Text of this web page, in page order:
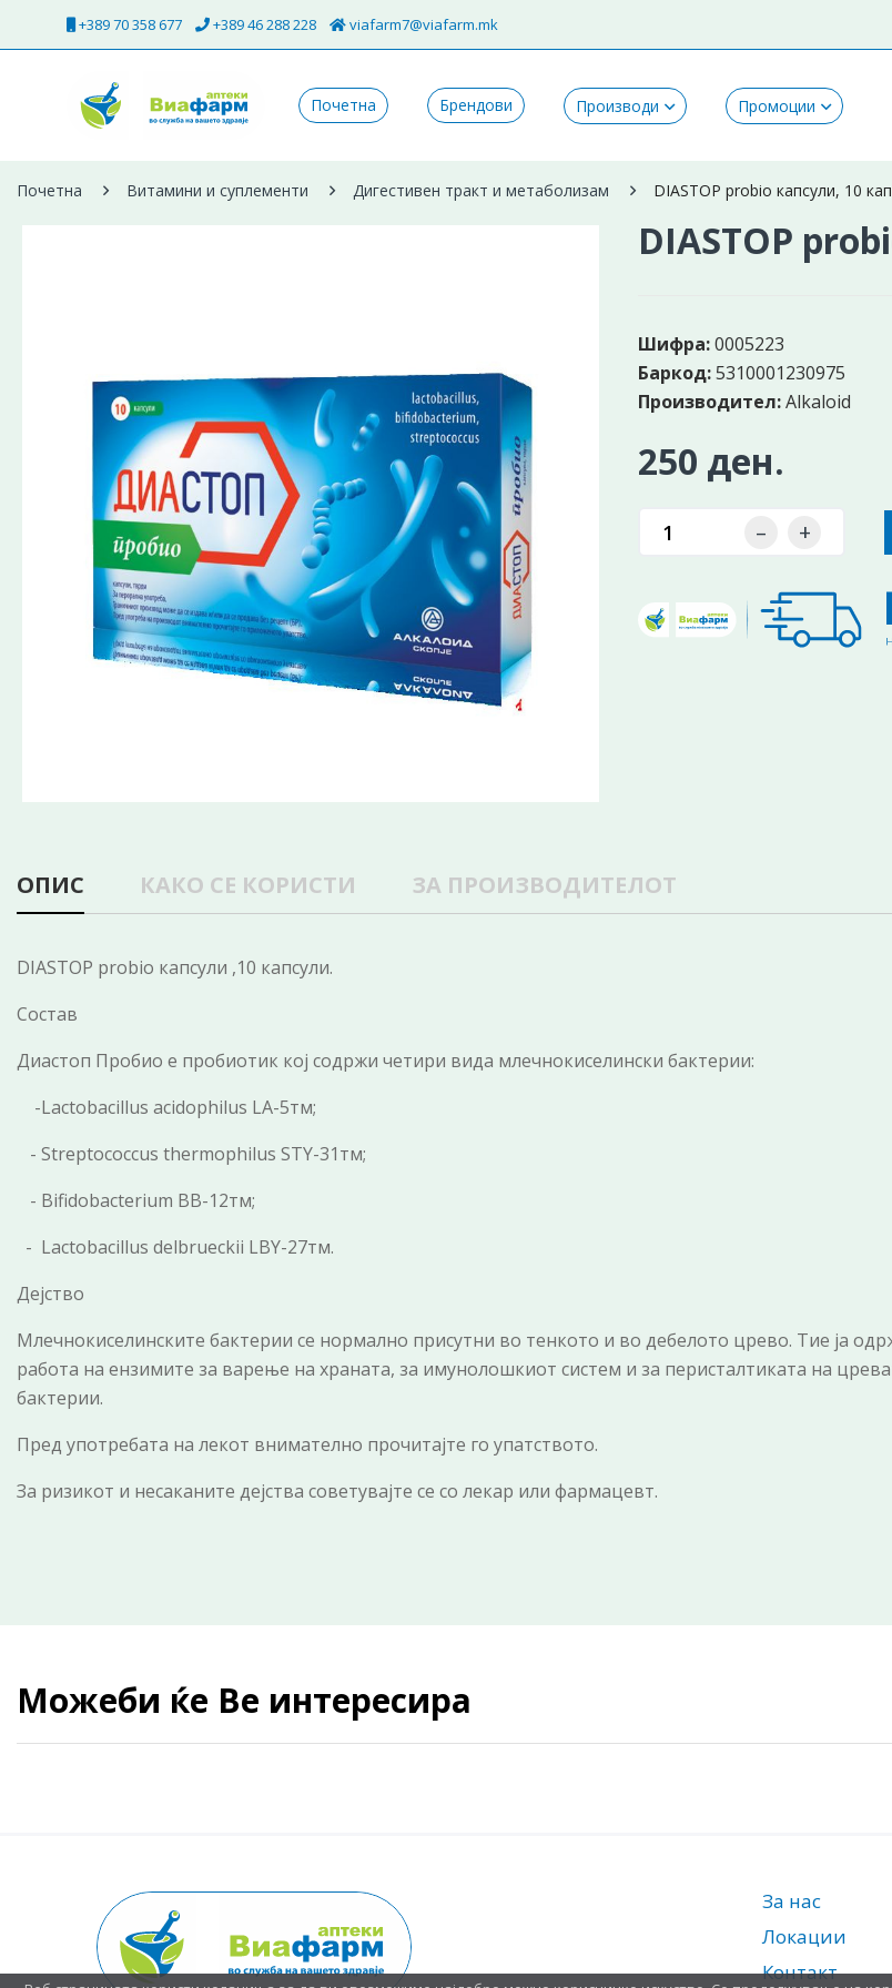
+389 70 358 677 +389 46 288 228 viafarm7@viafarm.mk
Почетна Брендови Производи Промоции
Почетна Витамини и суплементи Дигестивен тракт и метаболизам DIASTOP probio капсули, 10
DIASTOP
Шифра:0005223
Баркод:5310001230975
Производител:Alkaloid
250 ден.
– +
ОПИС КАКО СЕ КОРИСТИ ЗА ПРОИЗВОДИТЕЛОТ
DIASTOP probio капсули ,10 капсули.
Состав
Диастоп Пробио е пробиотик кој содржи четири вида млечнокиселински бактерии:
-Lactobacillus acidophilus LA-5тм;
- Streptococcus thermophilus STY-31тм;
- Bifidobacterium BB-12тм;
- Lactobacillus delbrueckii LBY-27тм.
Дејство
Млечнокиселинските бактерии се нормално присутни во тенкото и во дебелото црево. Тие ја
работа на ензимите за варење на храната, за имунолошкиот систем и за перисталтиката на
бактерии.
Пред употребата на лекот внимателно прочитајте го упатството.
За ризикот и несаканите дејства советувајте се со лекар или фармацевт.
Можеби ќе Ве интересира
За нас
Локации
Контакт